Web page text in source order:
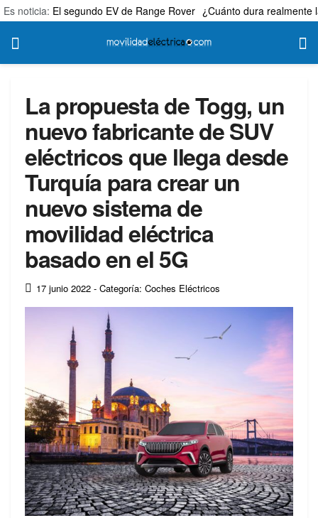
Es noticia: El segundo EV de Range Rover ¿Cuánto dura realmente
La propuesta de Togg, un
nuevo fabricante de SUV
eléctricos que llega desde
Turquía para crear un
nuevo sistema de
movilidad eléctrica
basado en el 5G
17 junio 2022 - Categoría: Coches Eléctricos